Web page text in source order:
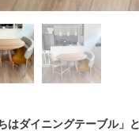
ちはダイニングテーブル」